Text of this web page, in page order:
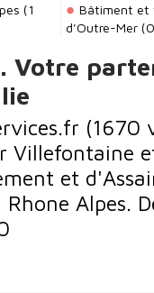
(1
Bâtiment et
d'Outre-Mer
Votre
(1670
Villefontaine
et
Alpes.